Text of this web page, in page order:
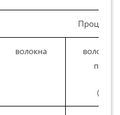
волокна
(линт)